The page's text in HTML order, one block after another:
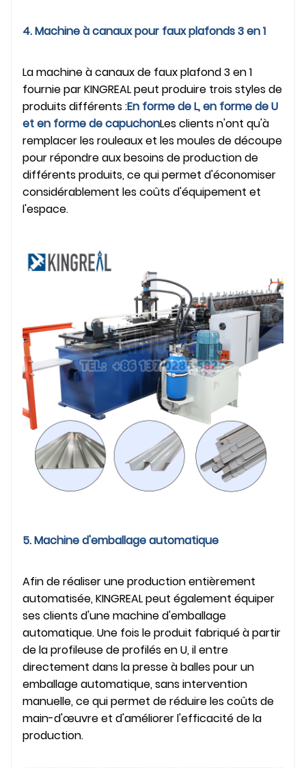
4. Machine à canaux pour faux plafonds 3 en 1
La machine à canaux de faux plafond 3 en 1
fournie par KINGREAL peut produire trois styles de
produits différents :En forme de L, en forme de U
et en forme de capuchonLes clients n'ont qu'à
remplacer les rouleaux et les moules de découpe
pour répondre aux besoins de production de
différents produits, ce qui permet d'économiser
considérablement les coûts d'équipement et
l'espace.
5. Machine d'emballage automatique
Afin de réaliser une production entièrement
automatisée, KINGREAL peut également équiper
ses clients d'une machine d'emballage
automatique. Une fois le produit fabriqué à partir
de la profileuse de profilés en U, il entre
directement dans la presse à balles pour un
emballage automatique, sans intervention
manuelle, ce qui permet de réduire les coûts de
main-d'œuvre et d'améliorer l'efficacité de la
production.